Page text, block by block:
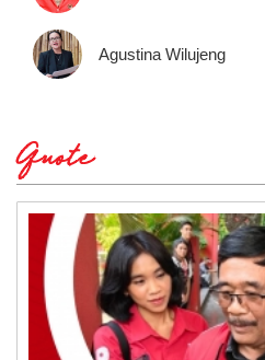
Agustina Wilujeng
Quote